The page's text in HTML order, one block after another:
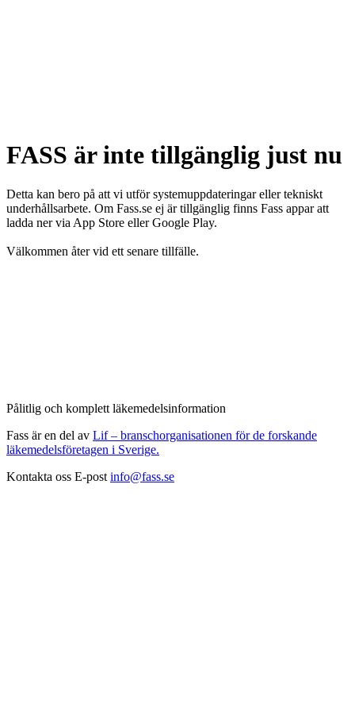
FASS är inte tillgänglig just nu
Detta kan bero på att vi utför systemuppdateringar eller tekniskt
underhållsarbete. Om Fass.se ej är tillgänglig finns Fass appar att
ladda ner via App Store eller Google Play.
Välkommen åter vid ett senare tillfälle.
Pålitlig och komplett läkemedelsinformation
Fass är en del av Lif – branschorganisationen för de forskande
läkemedelsföretagen i Sverige.
Kontakta oss E-post info@fass.se